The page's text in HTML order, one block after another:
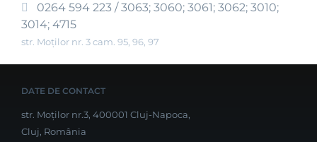
0264 594 223 / 3063; 3060; 3061; 3062; 3010;
3014; 4715
str. Moților nr. 3 cam. 95, 96, 97
DATE DE CONTACT
str. Moților nr.3, 400001 Cluj-Napoca,
Cluj, România